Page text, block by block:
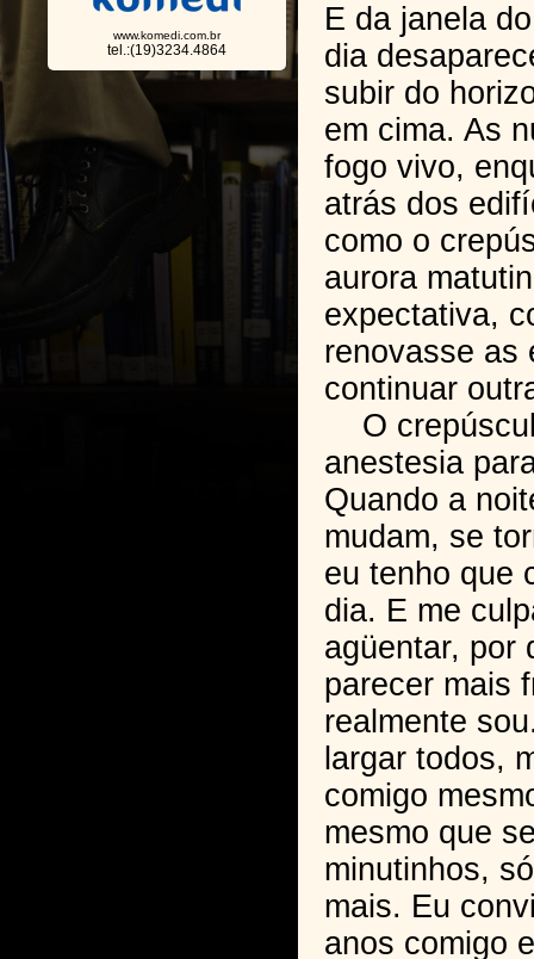
www.komedi.com.br
tel.:(19)3234.4864
E da janela
dia
subir do
em cima. As
fogo vivo,
atrás dos
como o
aurora
expectativa,
renovasse as
continuar
O
anestesia
Quando a
mudam, se
eu tenho que
dia. E me
agüentar, por
parecer mais
realmente
largar todos,
comigo
mesmo que
minutinhos,
mais. Eu
anos comigo